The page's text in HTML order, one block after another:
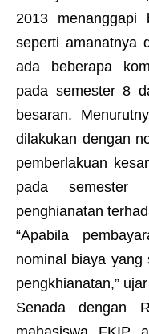
2013 menanggapi
seperti amanatnya
ada beberapa
pada semester 8
besaran.
dilakukan dengan
pemberlakuan
pada
penghianatan
“Apabila
nominal biaya yang
pengkhianatan,”
Senada dengan